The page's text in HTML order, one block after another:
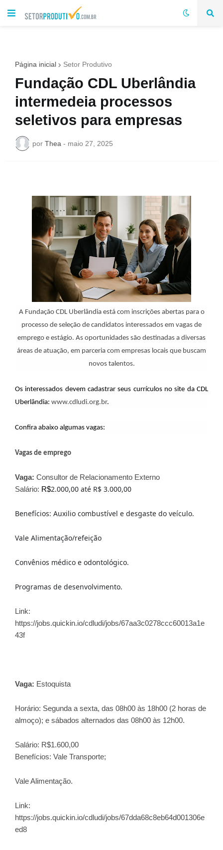
Página inicial Setor Produtivo
Fundação CDL Uberlândia
intermedeia processos
seletivos para empresas
por Thea - maio 27, 2025
A Fundação CDL Uberlândia está com inscrições abertas para o
processo de seleção de candidatos interessados em vagas de
emprego e estágio. As oportunidades são destinadas a diversas
áreas de atuação, em parceria com empresas locais que buscam
novos talentos.
Os interessados devem cadastrar seus currículos no site da CDL
Uberlândia: www.cdludi.org.br.
Confira abaixo algumas vagas:
Vagas de emprego
Vaga: Consultor de Relacionamento Externo
Salário: R$2.000,00 até R$ 3.000,00
Benefícios: Auxilio combustível e desgaste do veículo.
Vale Alimentação/refeição
Convênios médico e odontológico.
Programas de desenvolvimento.
Link:
https://jobs.quickin.io/cdludi/jobs/67aa3c0278ccc60013a1e
43f
Vaga: Estoquista
Horário: Segunda a sexta, das 08h00 às 18h00 (2 horas de
almoço); e sábados alternados das 08h00 às 12h00.
Salário: R$1.600,00
Benefícios: Vale Transporte;
Vale Alimentação.
Link:
https://jobs.quickin.io/cdludi/jobs/67dda68c8eb64d001306e
ed8